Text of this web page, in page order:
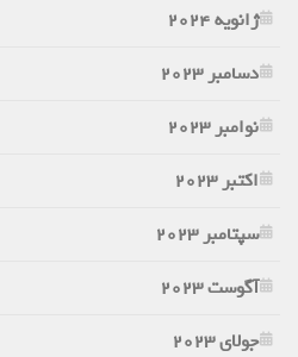
ژانویه 2024
دسامبر 2023
نوامبر 2023
اکتبر 2023
سپتامبر 2023
آگوست 2023
جولای 2023